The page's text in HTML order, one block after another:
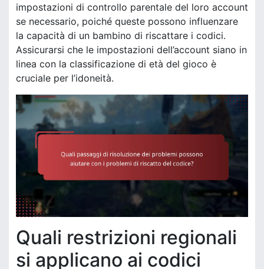
impostazioni di controllo parentale del loro account
se necessario, poiché queste possono influenzare
la capacità di un bambino di riscattare i codici.
Assicurarsi che le impostazioni dell’account siano in
linea con la classificazione di età del gioco è
cruciale per l’idoneità.
Quali restrizioni regionali
si applicano ai codici